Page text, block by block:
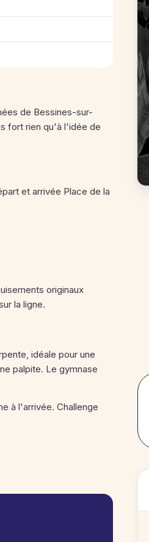
de Bessines-sur-
fort rien qu'à l'idée de
et arrivée Place de la
originaux
la ligne.
idéale pour une
palpite. Le gymnase
à l'arrivée. Challenge